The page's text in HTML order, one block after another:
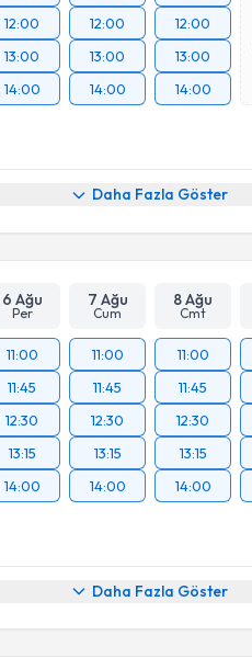
12:00
13:00
14:00
12:00
13:00
14:00
12:00
13:00
14:00
Daha Fazla Göster
6 Ağu
Per
7 Ağu
Cum
8 Ağu
Cmt
11:00
11:45
12:30
13:15
14:00
11:00
11:45
12:30
13:15
14:00
11:00
11:45
12:30
13:15
14:00
Daha Fazla Göster